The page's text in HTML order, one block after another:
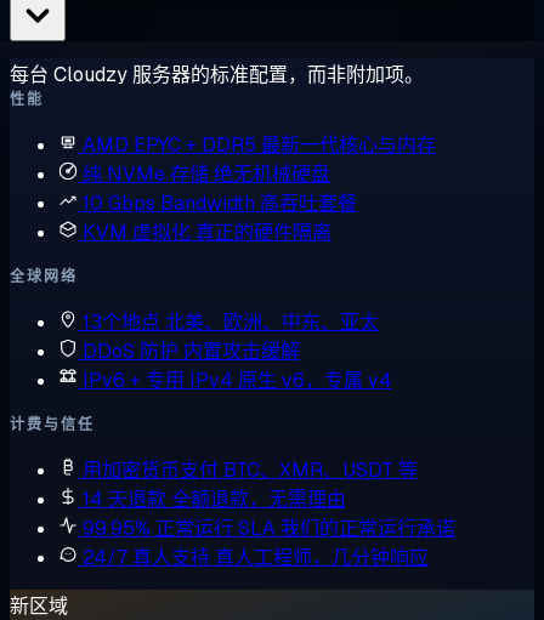
每台 Cloudzy 服务器的标准配置，而非附加项。
性能
AMD EPYC + DDR5 最新一代核心与内存
纯 NVMe 存储绝无机械硬盘
10 Gbps Bandwidth 高吞吐套餐
KVM 虚拟化 真正的硬件隔离
全球网络
13个地点 北美、欧洲、中东、亚太
DDoS 防护 内置攻击缓解
IPv6 + 专用 IPv4 原生 v6，专属 v4
计费与信任
用加密货币支付 BTC、XMR、USDT 等
14 天退款全额退款，无需理由
99.95% 正常运行 SLA我们的正常运行承诺
24/7 真人支持 真人工程师，几分钟响应
新区域